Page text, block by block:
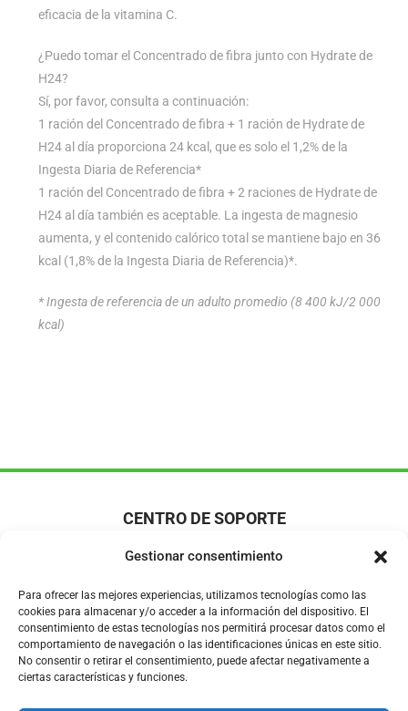
Gestionar consentimiento
Para ofrecer las mejores experiencias, utilizamos tecnologías como las
cookies para almacenar y/o acceder a la información del dispositivo. El
consentimiento de estas tecnologías nos permitirá procesar datos como el
comportamiento de navegación o las identificaciones únicas en este sitio.
No consentir o retirar el consentimiento, puede afectar negativamente a
ciertas características y funciones.
eficacia de la vitamina C.
¿Puedo tomar el Concentrado de fibra junto con Hydrate de
H24?
Sí, por favor, consulta a continuación:
1 ración del Concentrado de fibra + 1 ración de Hydrate de
H24 al día proporciona 24 kcal, que es solo el 1,2% de la
Ingesta Diaria de Referencia*
1 ración del Concentrado de fibra + 2 raciones de Hydrate de
H24 al día también es aceptable. La ingesta de magnesio
aumenta, y el contenido calórico total se mantiene bajo en 36
kcal (1,8% de la Ingesta Diaria de Referencia)*.
* Ingesta de referencia de un adulto promedio (8 400 kJ/2 000
kcal)
CENTRO DE SOPORTE
Términos y condiciones
Envíos y devoluciones
Política de cookies